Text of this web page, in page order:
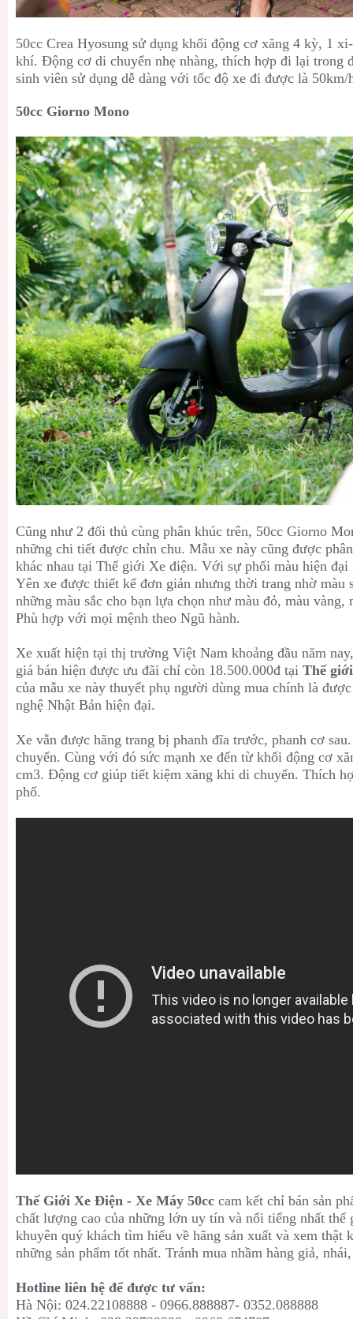
50cc Crea Hyosung sử dụng khối động cơ xăng 4 kỳ, 1
khí. Động cơ di chuyển nhẹ nhàng, thích hợp đi lại trong
sinh viên sử dụng dễ dàng với tốc độ xe đi được là
50cc Giorno Mono
Cũng như 2 đối thủ cùng phân khúc trên, 50cc Giorno
những chi tiết được chỉn chu. Mẫu xe này cũng được
khác nhau tại Thế giới Xe điện. Với sự phối màu hiện đại
Yên xe được thiết kế đơn giản nhưng thời trang nhờ màu
những màu sắc cho bạn lựa chọn như màu đỏ, màu vàng,
Phù hợp với mọi mệnh theo Ngũ hành.
Xe xuất hiện tại thị trường Việt Nam khoảng đầu năm
giá bán hiện được ưu đãi chỉ còn 18.500.000đ tại Thế
của mẫu xe này thuyết phụ người dùng mua chính là
nghệ Nhật Bản hiện đại.
Xe vẫn được hãng trang bị phanh đĩa trước, phanh cơ
chuyển. Cùng với đó sức mạnh xe đến từ khối động cơ x
cm3. Động cơ giúp tiết kiệm xăng khi di chuyển. Thích
phố.
Thế Giới Xe Điện - Xe Máy 50cc cam kết chỉ bán sản
chất lượng cao của những lớn uy tín và nổi tiếng nhất
khuyên quý khách tìm hiểu về hãng sản xuất và xem thật
những sản phẩm tốt nhất. Tránh mua nhầm hàng giả,
Hotline liên hệ để được tư vấn:
Hà Nội: 024.22108888 - 0966.888887- 0352.088888